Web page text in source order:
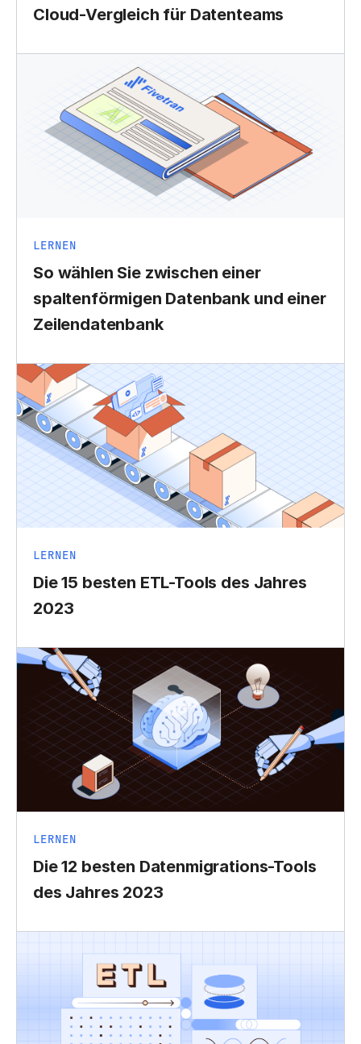
Cloud-Vergleich für Datenteams
LERNEN
So wählen Sie zwischen einer
spaltenförmigen Datenbank und einer
Zeilendatenbank
LERNEN
Die 15 besten ETL-Tools des Jahres
2023
LERNEN
Die 12 besten Datenmigrations-Tools
des Jahres 2023